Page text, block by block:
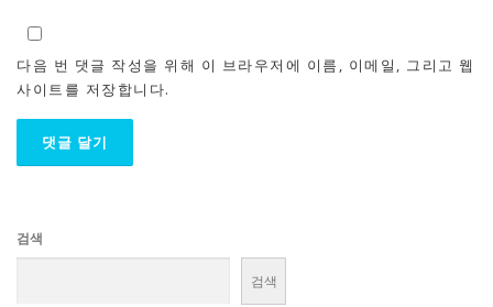
다음 번 댓글 작성을 위해 이 브라우저에 이름, 이메일, 그리고 웹
사이트를 저장합니다.
검색
검색